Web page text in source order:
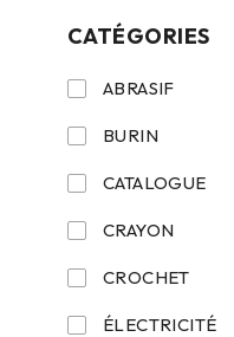
CATÉGORIES
ABRASIF
BURIN
CATALOGUE
CRAYON
CROCHET
ÉLECTRICITÉ